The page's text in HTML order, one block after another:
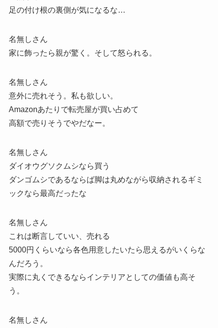
足の付け根の裏側が気になるな…
名無しさん
家に飾ったら親が驚く。そして怒られる。
名無しさん
意外に売れそう。私も欲しい。
Amazonあたりで転売屋が買い占めて
高額で売りそうでやだなー。
名無しさん
ダイオウグソクムシなら買う
ダンゴムシであるならば脚は丸めながら収納されるギミ
ックなら最高だったな
名無しさん
これは断言していい、売れる
5000円くらいなら各色用意したいたら思えるがいくらな
んだろう。
実際に丸くできるならインテリアとしての価値も高そ
う。
名無しさん